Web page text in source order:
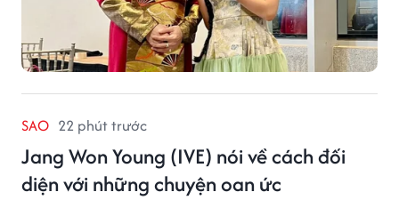
SAO 22 phút trước
Jang Won Young (IVE) nói về cách đối
diện với những chuyện oan ức